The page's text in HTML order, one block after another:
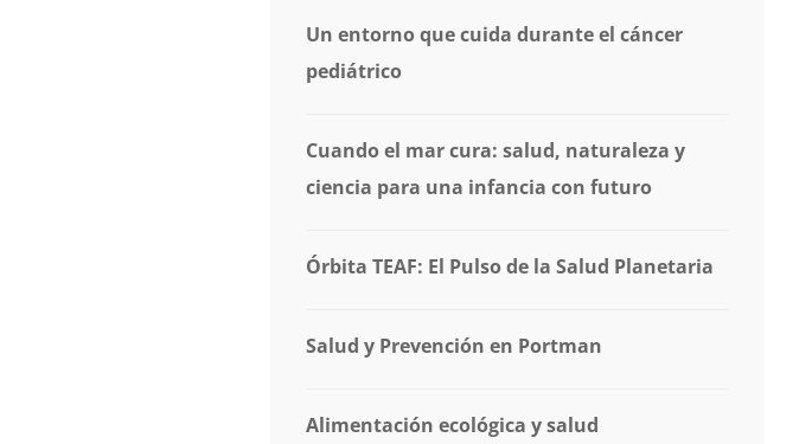
Un entorno que cuida durante el cáncer
pediátrico
Cuando el mar cura: salud, naturaleza y
ciencia para una infancia con futuro
Órbita TEAF: El Pulso de la Salud Planetaria
Salud y Prevención en Portman
Alimentación ecológica y salud